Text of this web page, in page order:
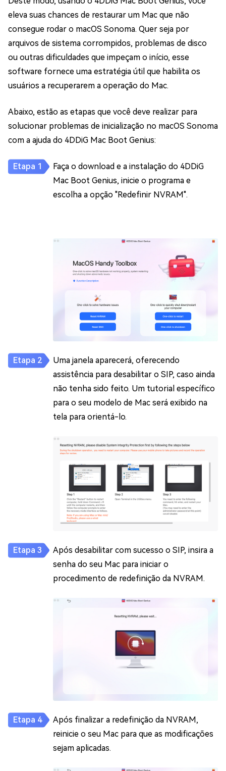
eleva suas chances de restaurar um Mac que não
consegue rodar o macOS Sonoma. Quer seja por
arquivos de sistema corrompidos, problemas de disco
ou outras dificuldades que impeçam o início, esse
software fornece uma estratégia útil que habilita os
usuários a recuperarem a operação do Mac.
Abaixo, estão as etapas que você deve realizar para
solucionar problemas de inicialização no macOS Sonoma
com a ajuda do 4DDiG Mac Boot Genius:
Faça o download e a instalação do 4DDiG
Mac Boot Genius, inicie o programa e
escolha a opção "Redefinir NVRAM".
Uma janela aparecerá, oferecendo
assistência para desabilitar o SIP, caso ainda
não tenha sido feito. Um tutorial específico
para o seu modelo de Mac será exibido na
tela para orientá-lo.
Após desabilitar com sucesso o SIP, insira a
senha do seu Mac para iniciar o
procedimento de redefinição da NVRAM.
Após finalizar a redefinição da NVRAM,
reinicie o seu Mac para que as modificações
sejam aplicadas.